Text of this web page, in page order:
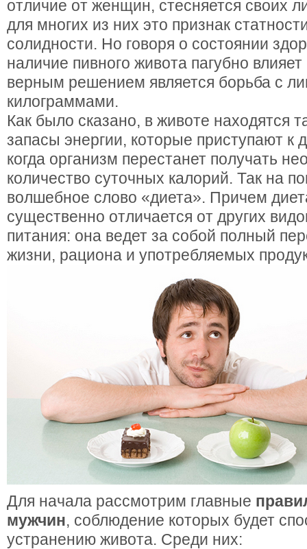
отличие от женщин, стесняется своих
для многих из них это признак
солидности. Но говоря о состоянии
наличие пивного живота пагубно
верным решением является борьба с
килограммами.
Как было сказано, в животе находятся
запасы энергии, которые приступают к
когда организм перестанет получать
количество суточных калорий. Так на
волшебное слово «диета». Причем
существенно отличается от других
питания: она ведет за собой полный
жизни, рациона и употребляемых
Для начала рассмотрим главные
мужчин, соблюдение которых будет
устранению живота. Среди них: